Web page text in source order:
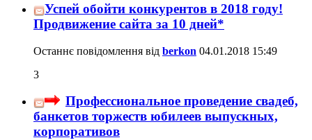
Успей обойти конкурентов в 2018 году!
Продвижение сайта за 10 дней*
Останнє повідомлення від berkon 04.01.2018 15:49
3
Профессиональное проведение свадеб,
банкетов торжеств юбилеев выпускных,
корпоративов